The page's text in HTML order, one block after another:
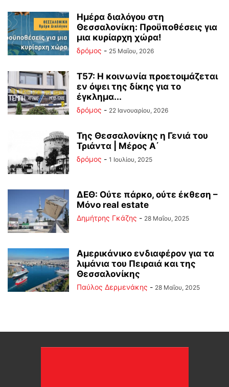
Ημέρα διαλόγου στη
Θεσσαλονίκη: Προϋποθέσεις για
μια κυρίαρχη χώρα!
δρόμος - 25 Μαΐου, 2026
Τ57: Η κοινωνία προετοιμάζεται
εν όψει της δίκης για το
έγκλημα...
δρόμος - 22 Ιανουαρίου, 2026
Της Θεσσαλονίκης η Γενιά του
Τριάντα | Μέρος Α΄
δρόμος - 1 Ιουλίου, 2025
ΔΕΘ: Ούτε πάρκο, ούτε έκθεση –
Μόνο real estate
Δημήτρης Γκάζης - 28 Μαΐου, 2025
Αμερικάνικο ενδιαφέρον για τα
λιμάνια του Πειραιά και της
Θεσσαλονίκης
Παύλος Δερμενάκης - 28 Μαΐου, 2025